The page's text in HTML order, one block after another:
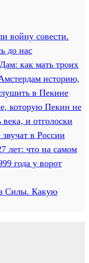
войну совести.
до нас
как мать троих
историю,
в Пекине
которую Пекин не
и отголоски
в России
лет: что на самом
года у ворот
Силы. Какую